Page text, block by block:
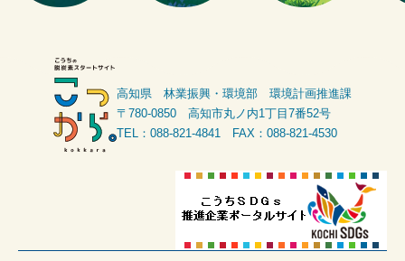
高知県 林業振興・環境部 環境計画推進課
〒780-0850 高知市丸ノ内1丁目7番52号
TEL：088-821-4841 FAX：088-821-4530